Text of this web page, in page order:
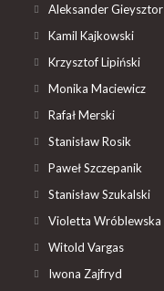
Aleksander Gieysztor
Kamil Kajkowski
Krzysztof Lipiński
Monika Maciewicz
Rafał Merski
Stanisław Rosik
Paweł Szczepanik
Stanisław Szukalski
Violetta Wróblewska
Witold Vargas
Iwona Zajfryd